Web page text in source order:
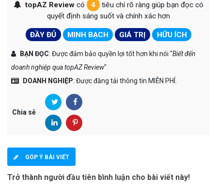
topAZ Reviewcó 4
tiêu chí rõ ràng giúp bạn đọc có
quyết định sáng suốt và chính xác hơn
ĐẦY ĐỦ MINH BẠCH GIÁ TRỊ HỮU ÍCH
BẠN ĐỌC: Được đảm bảo quyền lợi tốt hơn khi nói "Biết đến
doanh nghiệp qua topAZ Review"
DOANH NGHIỆP: Được đăng tải thông tin MIỄN PHÍ.
Chia sẻ
GÓP Ý BÀI VIẾT
Trở thành người đầu tiên bình luận cho bài viết này!